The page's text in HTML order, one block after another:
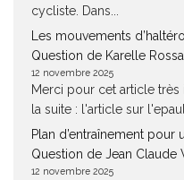
cycliste. Dans...
Les mouvements
Question de Karelle Rossa
12 novembre 2025
Merci pour cet article très
la suite : l'article sur
Plan d’entraînement pour
Question de Jean Claude
12 novembre 2025